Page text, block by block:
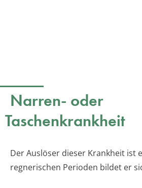
Narren- oder
Taschenkrankheit
Der Auslöser dieser Krankheit ist
regnerischen Perioden bildet er